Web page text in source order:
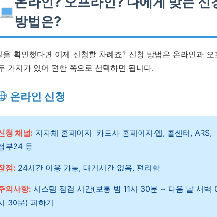
방법은?
을 확인했다면 이제 신청할 차례죠? 신청 방법은 온라인과 오
가지가 있어 편한 쪽으로 선택하면 됩니다.
온라인 신청
청 채널: 지자체 홈페이지, 카드사 홈페이지·앱, 콜센터, ARS,
부24 등
점: 24시간 이용 가능, 대기시간 없음, 편리함
의사항: 시스템 점검 시간(보통 밤 11시 30분 ~ 다음 날 새벽
30분) 피하기